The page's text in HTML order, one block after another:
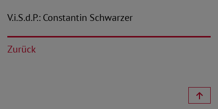
V.i.S.d.P.: Constantin Schwarzer
Zurück